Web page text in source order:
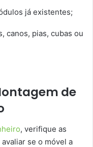
já existentes;
canos, pias, cubas ou
de
, verifique as
se o móvel a